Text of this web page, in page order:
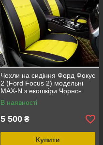
Чохли на сидіння Форд Фокус
2 (Ford Focus 2) модельні
MAX-N з екошкіри Чорно-
жовтий
В наявності
5 500 ₴
Купити